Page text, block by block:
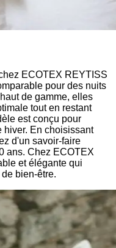
ECOTEX REYTISS
pour des nuits
de gamme, elles
tout en restant
est conçu pour
hiver. En choisissant
d'un savoir-faire
ans. Chez ECOTEX
et élégante qui
bien-être.